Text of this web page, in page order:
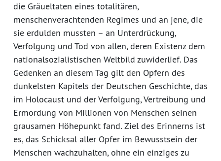
die Gräueltaten eines totalitären,
menschenverachtenden Regimes und an jene, die
sie erdulden mussten – an Unterdrückung,
Verfolgung und Tod von allen, deren Existenz dem
nationalsozialistischen Weltbild zuwiderlief. Das
Gedenken an diesem Tag gilt den Opfern des
dunkelsten Kapitels der Deutschen Geschichte, das
im Holocaust und der Verfolgung, Vertreibung und
Ermordung von Millionen von Menschen seinen
grausamen Höhepunkt fand. Ziel des Erinnerns ist
es, das Schicksal aller Opfer im Bewusstsein der
Menschen wachzuhalten, ohne ein einziges zu